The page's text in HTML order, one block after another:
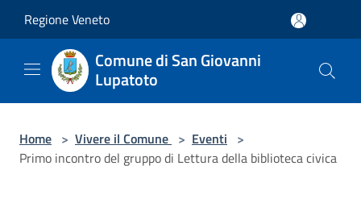
Regione Veneto
Comune di San Giovanni
Lupatoto
Home > Vivere il Comune > Eventi >
Primo incontro del gruppo di Lettura della biblioteca civica